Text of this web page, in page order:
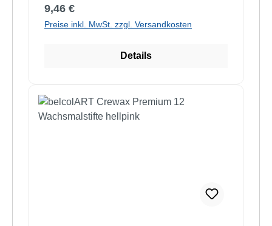
Regulärer Preis:
9,46 €
Preise inkl. MwSt. zzgl. Versandkosten
Details